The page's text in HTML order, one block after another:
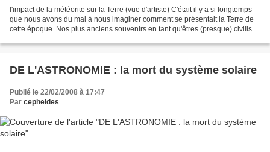
l'impact de la météorite sur la Terre (vue d'artiste) C'était il y a si longtemps
que nous avons du mal à nous imaginer comment se présentait la Terre de
cette époque. Nos plus anciens souvenirs en tant qu'êtres (presque) civilisés
DE L'ASTRONOMIE : la mort du système solaire
Publié le 22/02/2008 à 17:47
Par cepheides